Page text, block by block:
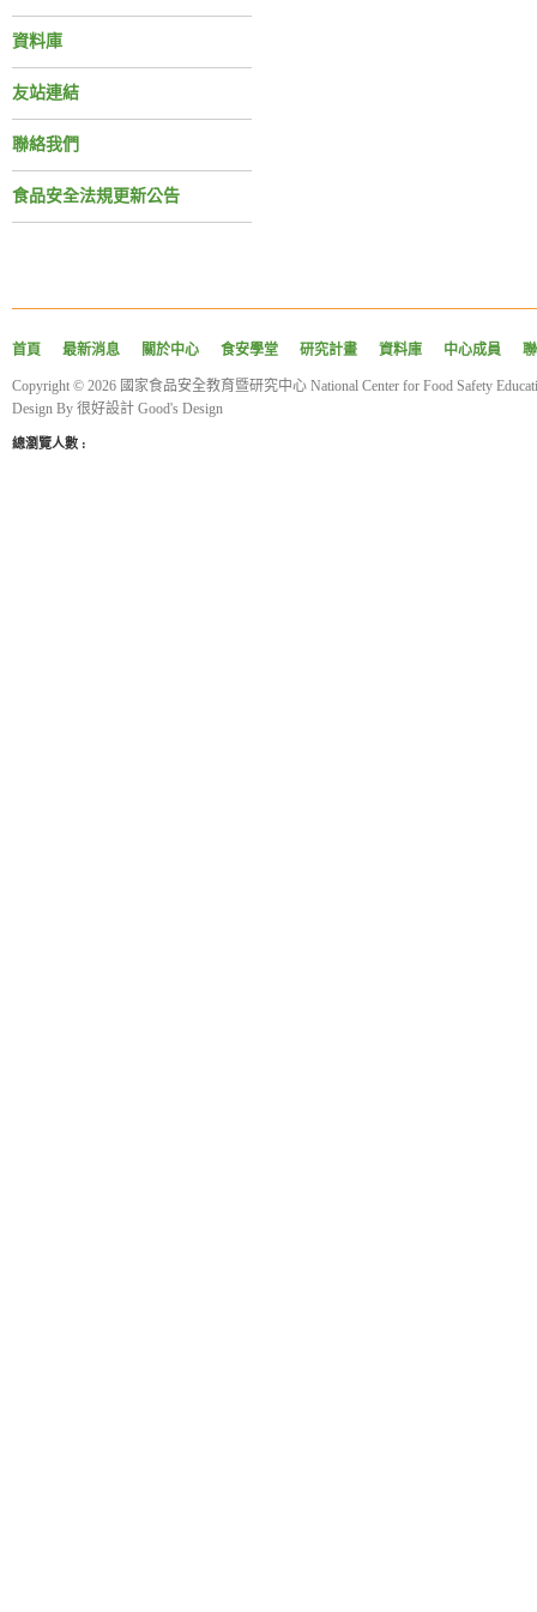
資料庫
友站連結
聯絡我們
食品安全法規更新公告
首頁 最新消息 關於中心 食安學堂 研究計畫 資料庫 中心成員
Copyright © 2026 國家食品安全教育暨研究中心 National Center for Food Safety
Design By 很好設計 Good's Design
總瀏覽人數 :